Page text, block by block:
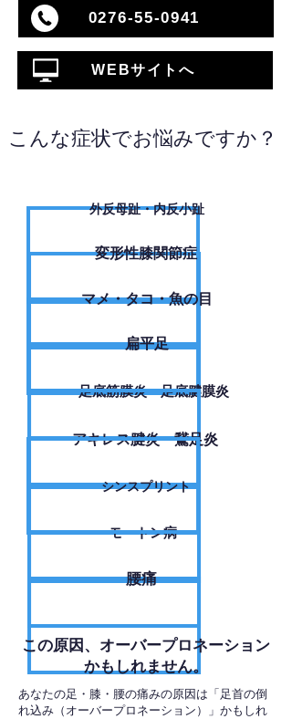
0276-55-0941
WEBサイトへ
こんな症状でお悩みですか？
外反母趾・内反小趾
変形性膝関節症
​マメ・タコ・魚の目
扁平足
足底筋膜炎・足底腱膜炎
アキレス腱炎・鵞足炎
シンスプリント
モートン病
腰痛
​この原因、オーバープロネーション
かもしれません。
あなたの足・膝・腰の痛みの原因は「足首の倒
れ込み（オーバープロネーション）」かもしれ